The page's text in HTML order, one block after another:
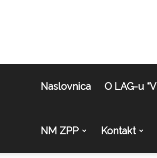
Naslovnica O LAG-u
NM ZPP Kontakt